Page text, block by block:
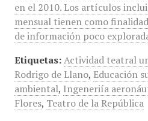
en el 2010. Los artículos
mensual tienen como
de información poco
Etiquetas: Actividad teatral
Rodrigo de Llano, Educación
ambiental, Ingeneriía
Flores, Teatro de la República